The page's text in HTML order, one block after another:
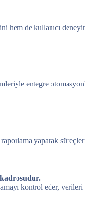
hem de kullanıcı
entegre
yaparak
kontrol eder, verileri